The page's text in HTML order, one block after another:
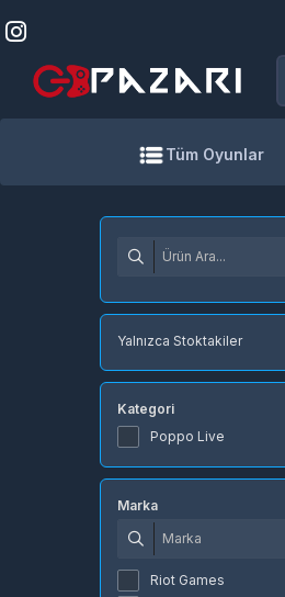
Tüm Oyunlar
Yalnızca Stoktakiler
Kategori
Poppo Live
Marka
Riot Games